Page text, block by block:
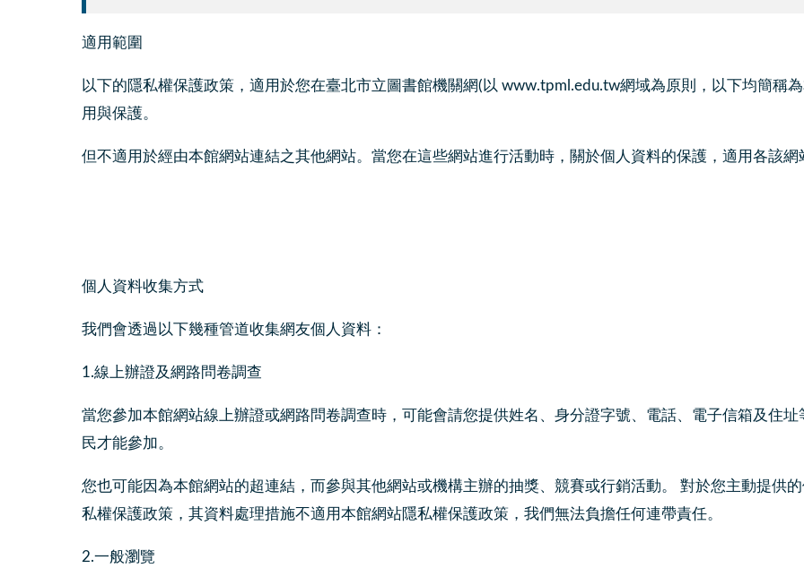
適用範圍
以下的隱私權保護政策，適用於您在臺北市立圖書館機關網(以 www.tpml.edu.tw網域為原則，以下均簡稱
用與保護。
但不適用於經由本館網站連結之其他網站。當您在這些網站進行活動時，關於個人資料的保護，適用各該網
個人資料收集方式
我們會透過以下幾種管道收集網友個人資料：
1.線上辦證及網路問卷調查
當您參加本館網站線上辦證或網路問卷調查時，可能會請您提供姓名、身分證字號、電話、電子信箱及住
民才能參加。
您也可能因為本館網站的超連結，而參與其他網站或機構主辦的抽獎、競賽或行銷活動。 對於您主動提供
私權保護政策，其資料處理措施不適用本館網站隱私權保護政策，我們無法負擔任何連帶責任。
2.一般瀏覽